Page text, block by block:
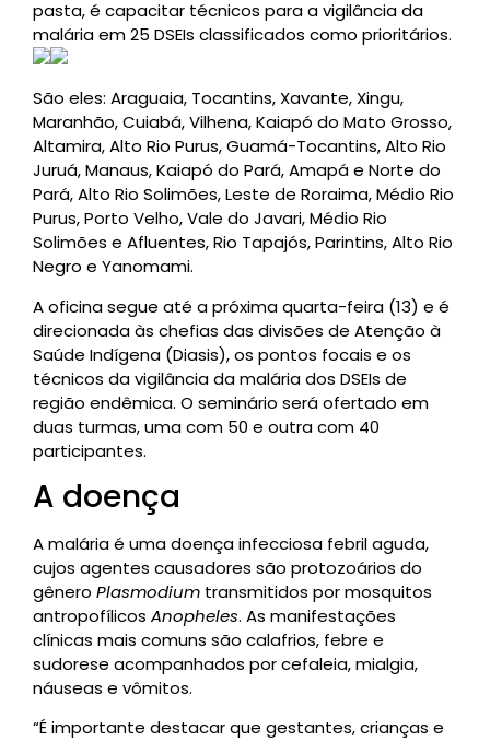
pasta, é capacitar técnicos para a vigilância da
malária em 25 DSEIs classificados como prioritários.
São eles: Araguaia, Tocantins, Xavante, Xingu,
Maranhão, Cuiabá, Vilhena, Kaiapó do Mato Grosso,
Altamira, Alto Rio Purus, Guamá-Tocantins, Alto Rio
Juruá, Manaus, Kaiapó do Pará, Amapá e Norte do
Pará, Alto Rio Solimões, Leste de Roraima, Médio Rio
Purus, Porto Velho, Vale do Javari, Médio Rio
Solimões e Afluentes, Rio Tapajós, Parintins, Alto Rio
Negro e Yanomami.
A oficina segue até a próxima quarta-feira (13) e é
direcionada às chefias das divisões de Atenção à
Saúde Indígena (Diasis), os pontos focais e os
técnicos da vigilância da malária dos DSEIs de
região endêmica. O seminário será ofertado em
duas turmas, uma com 50 e outra com 40
participantes.
A doença
A malária é uma doença infecciosa febril aguda,
cujos agentes causadores são protozoários do
gênero Plasmodium transmitidos por mosquitos
antropofílicos Anopheles. As manifestações
clínicas mais comuns são calafrios, febre e
sudorese acompanhados por cefaleia, mialgia,
náuseas e vômitos.
“É importante destacar que gestantes, crianças e